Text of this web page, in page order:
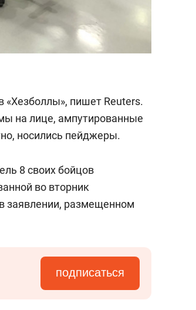
пишет Reuters.
на лице, ампутированные
носились пейджеры.
8 своих бойцов
во вторник
заявлении, размещенном
подписаться